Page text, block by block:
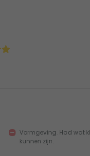
Vormgeving. Had wat
kunnen zijn.